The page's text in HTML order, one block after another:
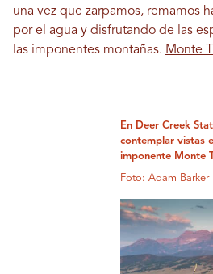
una vez que zarpamos, remamos
por el agua y disfrutando de las
las imponentes montañas. Monte
En Deer Creek
contemplar vistas
imponente Monte
Foto: Adam Barker